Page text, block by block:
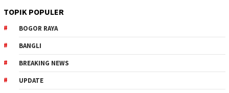
TOPIK POPULER
BOGOR RAYA
BANGLI
BREAKING NEWS
UPDATE